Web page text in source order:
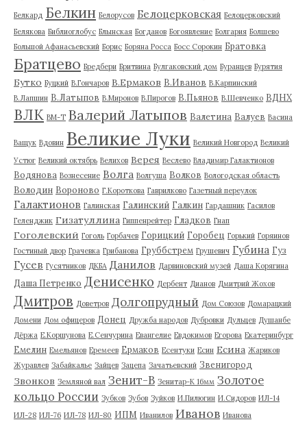
Белкард Белкин Белорусов Белоцерковская Белоцерковский
Белякова Библиоглобус Блынская Богданов Богоявление Болгария Болшево
Большой Афанасьевский Борис Боряна Росса Босс Сорокин Братовка
Братцево Бредбери Бритвина Булгаковский дом Буранцев Бурятия
Бутко Буцкий В.Гончаров В.Ермаков В.Иванов В.Карпинский
В.Лапшин В.Латыпов В.Миронов В.Пирогов В.Пьянов В.Шевченко ВДНХ
ВЛК ВМ-Т Валерий Латыпов Валетина Валуев Васина
Ващук Вдовин Великие Луки Великий Новгород Великий
Устюг Великий октябрь Велихов Верея Веслево Владимир Галактионов
Водянова Вознесение Волга Волгуша Волков Вологодская область
Володин Вороново Г.Короткова Гаврилково Газетный переулок
Галактионов Галинская Галинский Галкин Гардашник Гасилов
Геленджик Гизатуллина Гиппенрейтер Гладков Гнап
Гоголевский Гоголь Горбачев Горицкий Горобец Горький Горяинов
Гостиный двор Грачевка Грибанова Груббстрем Грушевич Губина Гуз
Гусев Гусятников ДКБА Данилов Дарвиновский музей Даша Корягина
Даша Петренко Денисенко Дербент Дианов Дмитрий Жохов
Дмитров Доветров Долгопрудный Дом Союзов Домарацкий
Домени Дом офицеров Донец Дружба народов Дубровки Дульцев Душанбе
Дёржа Е.Коршунова Е.Сенчурина Евангелие Евдокимов Егорова Екатеринбург
Емелин Емельянов Еремеев Ермаков Есентуки Есин Есина Жариков
Журавлев Забайкалье Зайцев Зацепа Зачатьевский Звенигород
Звонков Земляной вал Зенит-В Зенитар-К 16мм Золотое
кольцо России Зубков Зубов Зуйков И.Пилюгин И.Сидоров ИЛ-14
ИЛ-28 ИЛ-76 ИЛ-78 ИЛ-80 ИПМ Иванилов Иванов Иванова